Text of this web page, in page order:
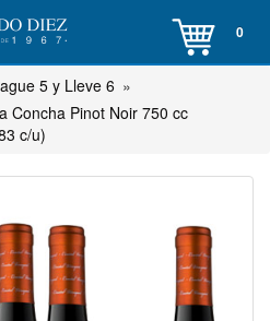
0
5 y Lleve 6
Concha Pinot Noir 750 cc
c/u)